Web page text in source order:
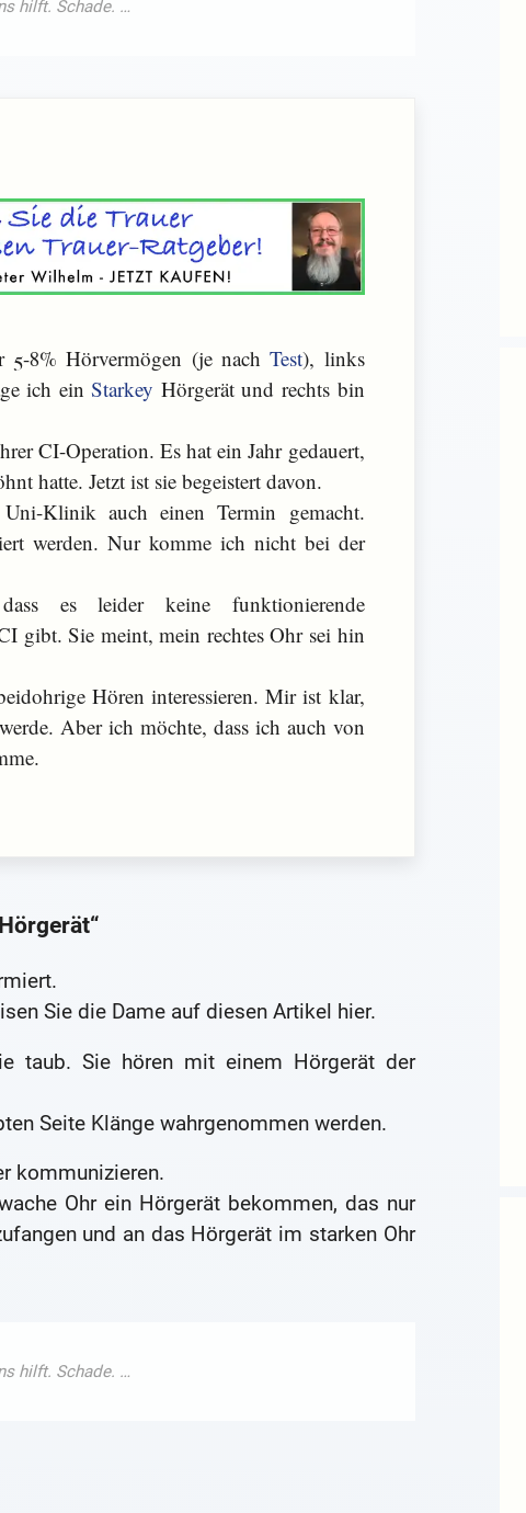
5-8% Hörvermögen (je nachTest), links
ich einStarkey Hörgerät und rechts bin
CI-Operation. Es hat ein Jahr gedauert,
hatte. Jetzt ist sie begeistert davon.
Klinik auch einen Termin gemacht.
werden. Nur komme ich nicht bei der
es leider keine funktionierende
gibt. Sie meint, mein rechtes Ohr sei hin
Hören interessieren. Mir ist klar,
Aber ich möchte, dass ich auch von
Sie die Dame auf diesen Artikel hier.
taub. Sie hören mit einem Hörgerät der
Seite Klänge wahrgenommen werden.
kommunizieren.
Ohr ein Hörgerät bekommen, das nur
und an das Hörgerät im starken Ohr